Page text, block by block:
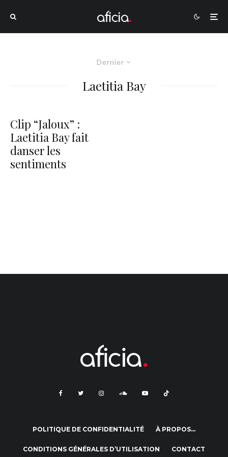
Dernier
Laetitia Bay
Clip “Jaloux” :
Laetitia Bay fait
danser les
sentiments
POLITIQUE DE CONFIDENTIALITÉ À PROPOS…
CONDITIONS GÉNÉRALES D’UTILISATION CONTACT